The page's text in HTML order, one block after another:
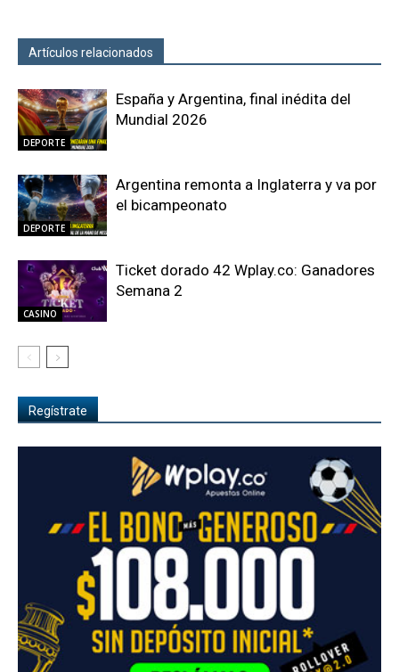
Artículos relacionados
DEPORTE
España y Argentina, final inédita del
Mundial 2026
DEPORTE
Argentina remonta a Inglaterra y va por
el bicampeonato
CASINO
Ticket dorado 42 Wplay.co: Ganadores
Semana 2
Regístrate